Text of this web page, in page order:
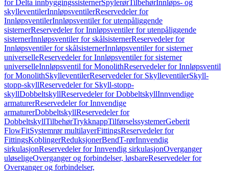
for Delta innbyggingssisternerSpylerørTilbehørInnløps- og
skylleventilerInnløpsventilerReservedeler for
InnløpsventilerInnløpsventiler for utenpåliggende
sisternerReservedeler for Innløpsventiler for utenpåliggende
sisternerInnløpsventiler for skålsisternerReservedeler for
Innløpsventiler for skålsisternerInnløpsventiler for sisterner
universelleReservedeler for Innløpsventiler for sisterner
universelleInnløpsventil for MonolithReservedeler for Innløpsventil
for MonolithSkylleventilerReservedeler for SkylleventilerSkyll-
stopp-skyllReservedeler for Skyll-stopp-
skyllDobbeltskyllReservedeler for DobbeltskyllInnvendige
armaturerReservedeler for Innvendige
armaturerDobbeltskyllReservedeler for
DobbeltskyllTilbehørTrykknappTilførselssystemerGeberit
FlowFitSystemrør multilayerFittingsReservedeler for
FittingsKoblingerReduksjonerBendT-rørInnvendig
sirkulasjonReservedeler for Innvendig sirkulasjonOverganger
uløseligeOverganger og forbindelser, løsbareReservedeler for
Overganger og forbindelser,